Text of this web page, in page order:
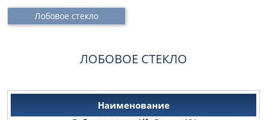
Лобовое стекло
ЛОБОВОЕ СТЕКЛО